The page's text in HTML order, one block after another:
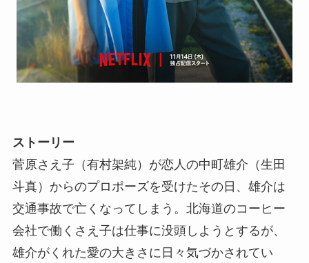
ストーリー
菅原さえ子（有村架純）が恋人の中町雄介（生田
斗真）からのプロポーズを受けたその日、雄介は
交通事故で亡くなってしまう。北海道のコーヒー
会社で働くさえ子は仕事に没頭しようとするが、
雄介がくれた愛の大きさに日々気づかされてい